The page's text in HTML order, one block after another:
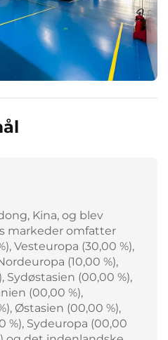
Kina, og blev
markeder omfatter
Vesteuropa (30,00 %),
(10,00 %),
Sydøstasien (00,00 %),
(00,00 %),
Østasien (00,00 %),
%), Sydeuropa (00,00